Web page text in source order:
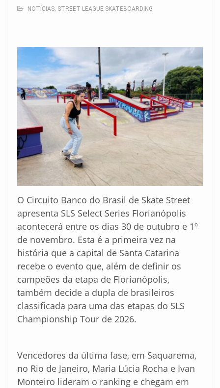
NOTÍCIAS, STREET LEAGUE SKATEBOARDING
O Circuito Banco do Brasil de Skate Street
apresenta SLS Select Series Florianópolis
acontecerá entre os dias 30 de outubro e 1º
de novembro. Esta é a primeira vez na
história que a capital de Santa Catarina
recebe o evento que, além de definir os
campeões da etapa de Florianópolis,
também decide a dupla de brasileiros
classificada para uma das etapas do SLS
Championship Tour de 2026.
Vencedores da última fase, em Saquarema,
no Rio de Janeiro, Maria Lúcia Rocha e Ivan
Monteiro lideram o ranking e chegam em